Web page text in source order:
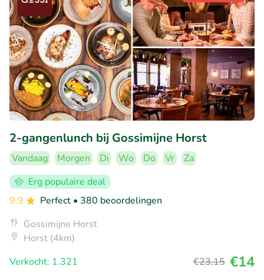
2-gangenlunch bij Gossimijne Horst
Vandaag Morgen Di Wo Do Vr
Za
Erg populaire deal
9.9
Perfect • 380 beoordelingen
Gossimijne Horst
Horst (4km)
Verkocht: 1.321
€23,15 €14